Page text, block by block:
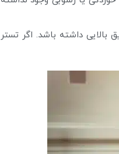
داشته باشد. اگر تستر